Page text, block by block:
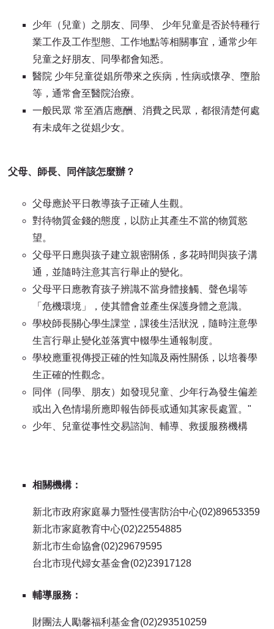
少年（兒童）之朋友、同學、 少年兒童是否於特種行
業工作及工作型態、工作地點等相關事宜，通常少年
兒童之好朋友、同學都會知悉。
醫院 少年兒童從娼所帶來之疾病，性病或懷孕、墮胎
等，通常會至醫院治療。
一般民眾 常至酒店應酬、消費之民眾，都很清楚何處
有未成年之從娼少女。
父母、師長、同伴該怎麼辦？
父母應於平日教導孩子正確人生觀。
對待物質金錢的態度，以防止其產生不當的物質慾
望。
父母平日應與孩子建立親密關係，多花時間與孩子溝
通，並隨時注意其言行舉止的變化。
父母平日應教育孩子辨識不當身體接觸、聲色場等
「危機環境」，使其體會並產生保護身體之意識。
學校師長關心學生課堂，課後生活狀況，隨時注意學
生言行舉止變化並落實中輟學生通報制度。
學校應重視傳授正確的性知識及兩性關係，以培養學
生正確的性觀念。
同伴（同學、朋友）如發現兒童、少年行為發生偏差
或出入色情場所應即報告師長或通知其家長處置。"
少年、兒童從事性交易諮詢、輔導、救援服務機構
相關機構：
新北市政府家庭暴力暨性侵害防治中心(02)89653359
新北市家庭教育中心(02)22554885
新北市生命協會(02)29679595
台北市現代婦女基金會(02)23917128
輔導服務：
財團法人勵馨福利基金會(02)293510259